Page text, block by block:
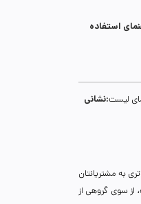
استفاده
نشانی:
به مشتریانتان
از سوی گروهی از